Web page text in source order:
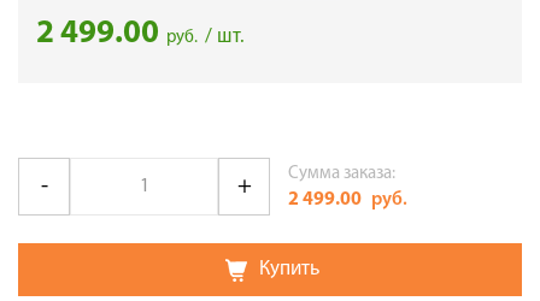
2 499.00 руб. / шт.
Сумма заказа:
2 499.00 руб.
Купить